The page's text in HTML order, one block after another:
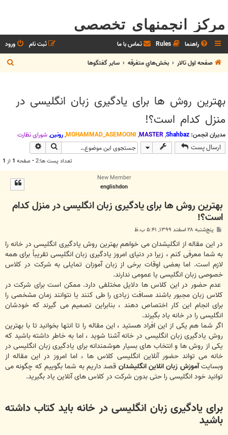
مرکز انجمنهای تخصصی
راهنما Rules تماس با ما ورود
ثبت نام
صفحه اول تالار
بخش‌‌هاي متفرقه ساير گفتگوها
س
بهترین روش ها برای یادگیری زبان انگلیسی در
منزل کدام است؟!
مدیران انجمن: Shahbaz
,
MASTER
,
MOHAMMAD_ASEMOONI
,رونین,شوراي نظارت
ارسال پست جستجو
تعداد پست ها:2 • صفحه 1 از 1
New Member
englishdon
بهترین روش ها برای یادگیری زبان انگلیسی در منزل کدام
است؟!
س
ت
پنج‌شنبه ۲۸ اسفند ۱۳۹۹, ۵:۴۱ ب.ظ
در این مقاله از انگلیشدان می خواهم بهترین روش یادگیری انگلیسی در خانه را
به شما معرفی کنم ، زیرا در دنیای امروز یادگیری زبان انگلیسی تقریباً برای همه
لازم است. اما بعضی اوقات برخی از زبان آموزان تمایلی به شرکت در کلاس
خصوصی زبان انگلیسی یا عمومی ندارند.
عدم حضور در این کلاس ها دلایل مختلفی دارد. ممکن است برای شرکت در
کلاس زبان مجبور باشند مسافت زیادی را طی کنند یا نتوانند زمان مشخصی را
برای انجام این کار اختصاص دهند ، بنابراین تصمیم می گیرند که خودشان
انگلیسی را در خانه یاد بگیرند.
اگر شما هم یکی از این افراد هستید ، این مقاله را تا انتها بخوانید تا با بهترین
روش یادگیری زبان انگلیسی در خانه آشنا شوید ، اما به خاطر داشته باشید که
یکی از روش ها و انتخاب های بسیار هوشمندانه برای یادگیری زبان انگلیسی در
خانه می تواند حضور آنلاین انگلیسی کلاس ها ، اما امروز در این مقاله از
وبسایتآموزش زبان انلاین انگلیشدان قصد داریم به شما بگوییم که چگونه می
توانید خود انگلیسی را حتی بدون شرکت در کلاس های آنلاین یاد بگیرید.
برای یادگیری زبان انگلیسی در خانه باید کتاب داشته
باشید